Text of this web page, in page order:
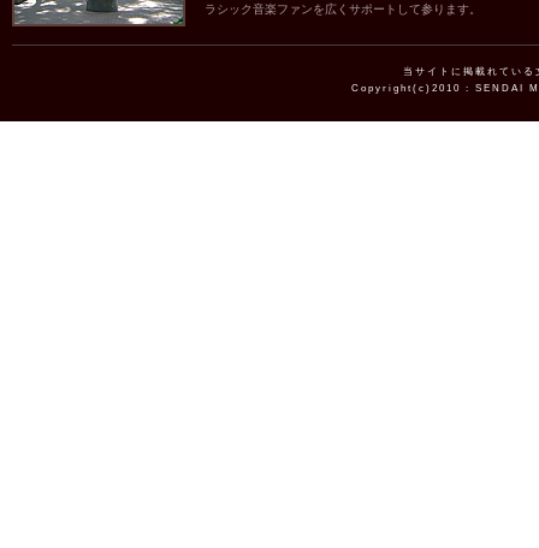
ラシック音楽ファンを広くサポートして参ります。
当サイトに掲載れてい
Copyright(c)2010 : SENDAI